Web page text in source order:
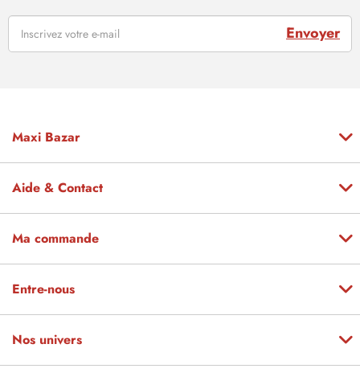
Envoyer
Maxi Bazar
Aide & Contact
Ma commande
Entre-nous
Nos univers